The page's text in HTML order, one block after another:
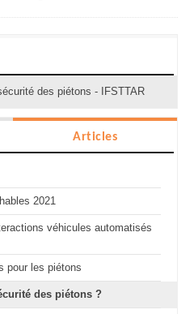
des piétons - IFSTTAR
Articles
2021
véhicules automatisés
pour les piétons
des piétons ?